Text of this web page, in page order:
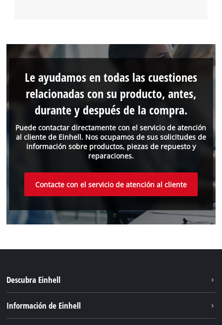
Puede contactar directamente con el servicio de atención
al cliente de Einhell. Nos ocupamos de sus solicitudes de
información sobre productos, piezas de repuesto y
reparaciones.
Le ayudamos en todas las cuestiones
relacionadas con su producto, antes,
durante y después de la compra.
Contacte con el servicio de atención al cliente
Descubra Einhell
Información de Einhell